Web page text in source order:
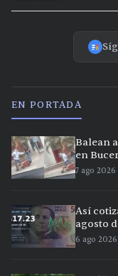
EN PORTADA
Balean
en
7 ago 2026
Así
agosto
6 ago 2026